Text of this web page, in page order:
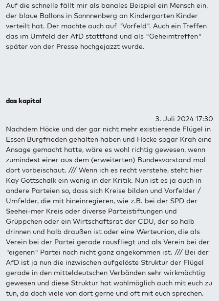
Auf die schnelle fällt mir als banales Beispiel ein Mensch ein,
der blaue Ballons in Sonnnenberg an Kindergarten Kinder
verteilt hat. Der machte auch auf "Vorfeld". Auch ein Treffen
das im Umfeld der AfD stattfand und als "Geheimtreffen"
später von der Presse hochgejazzt wurde.
das kapital
3. Juli 2024 17:30
Nachdem Höcke und der gar nicht mehr existierende Flügel in
Essen Burgfrieden gehalten haben und Höcke sogar Krah eine
Ansage gemacht hatte, wäre es wohl richtig gewesen, wenn
zumindest einer aus dem (erweiterten) Bundesvorstand mal
dort vorbeischaut. /// Wenn ich es recht verstehe, steht hier
Kay Gottschalk ein wenig in der Kritik. Nun ist es ja auch in
andere Parteien so, dass sich Kreise bilden und Vorfelder /
Umfelder, die mit hineinregieren, wie z.B. bei der SPD der
Seehei-mer Kreis oder diverse Parteistiftungen und
Grüppchen oder ein Wirtschaftsrat der CDU, der so halb
drinnen und halb draußen ist oder eine Werteunion, die als
Verein bei der Partei gerade rausfliegt und als Verein bei der
"eigenen" Partei noch nicht ganz angekommen ist. /// Bei der
AfD ist ja nun die inzwischen aufgelöste Struktur der Flügel
gerade in den mitteldeutschen Verbänden sehr wirkmächtig
gewesen und diese Struktur hat wohlmöglich auch mit euch zu
tun, da doch viele von dort gerne und oft mit euch sprechen.